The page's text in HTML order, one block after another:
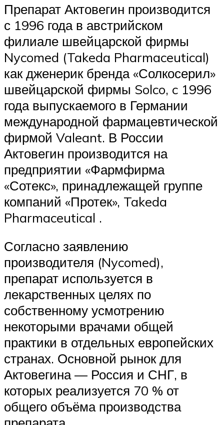
Препарат Актовегин производится
с 1996 года в австрийском
филиале швейцарской фирмы
Nycomed (Takeda Pharmaceutical)
как дженерик бренда «Солкосерил»
швейцарской фирмы Solco, c 1996
года выпускаемого в Германии
международной фармацевтической
фирмой Valeant. В России
Актовегин производится на
предприятии «Фармфирма
«Сотекс», принадлежащей группе
компаний «Протек», Takeda
Pharmaceutical .
Согласно заявлению
производителя (Nycomed),
препарат используется в
лекарственных целях по
собственному усмотрению
некоторыми врачами общей
практики в отдельных европейских
странах. Основной рынок для
Актовегина — Россия и СНГ, в
которых реализуется 70 % от
общего объёма производства